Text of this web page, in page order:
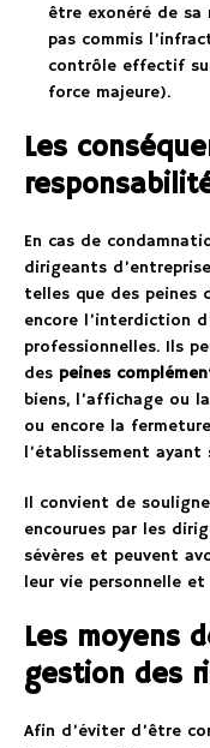
être exonéré de sa
pas commis
contrôle effectif
force majeure).
Les
En cas de
dirigeants
telles que des peines
encore l’interdiction
professionnelles. Ils
des peines
biens, l’affichage ou
ou encore la
l’établissement
Il convient de
encourues par les
sévères et peuvent
leur vie personnelle
Les moyens
gestion des
Afin d’éviter d’être